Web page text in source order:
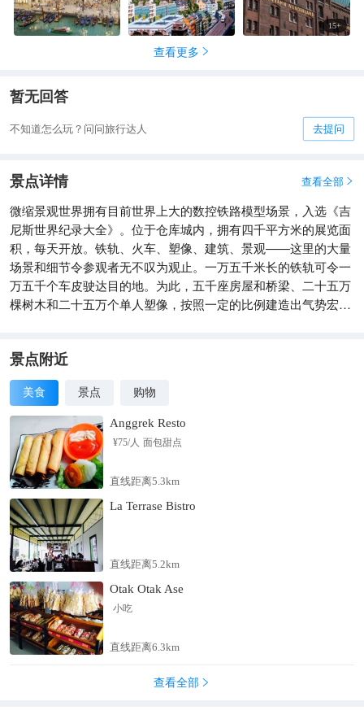
15+
查看更多 
暂无回答
不知道怎么玩？问问旅行达人 去提问
景点详情 查看全部 
微缩景观世界拥有目前世界上大的数控铁路模型场景，入选《吉
尼斯世界纪录大全》。位于仓库城内，拥有四千平方米的展览面
积，每天开放。铁轨、火车、塑像、建筑、景观——这里的大量
场景和细节令参观者无不叹为观止。一万五千米长的铁轨可令一
万五千个车皮驶达目的地。为此，五千座房屋和桥梁、二十五万
棵树木和二十五万个单人塑像，按照一定的比例建造出气势宏大
机。
景点附近
美食 景点 购物
Anggrek Resto
¥75/人 面包甜点
直线距离5.3km
La Terrase Bistro
直线距离5.2km
Otak Otak Ase
小吃
直线距离6.3km
查看全部 